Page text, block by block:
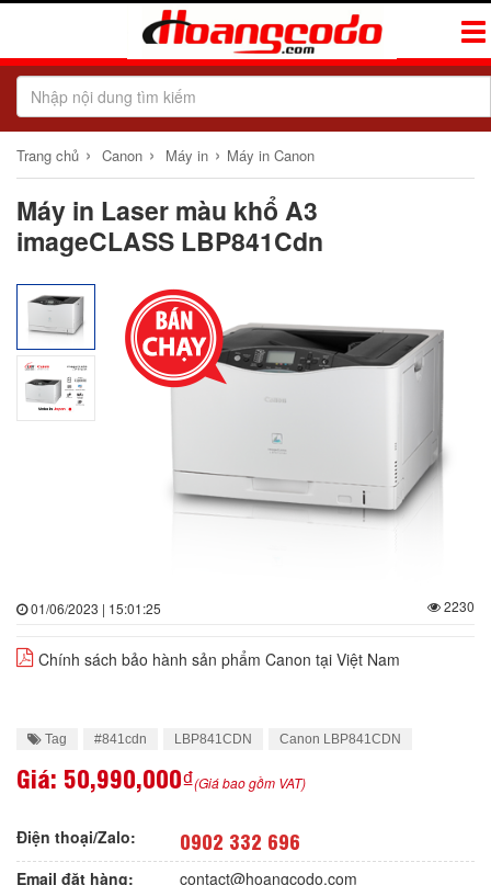
Trang chủ › Canon › Máy in › Máy in Canon
Máy in Laser màu khổ A3
imageCLASS LBP841Cdn
01/06/2023 | 15:01:25 2230
Chính sách bảo hành sản phẩm Canon tại Việt Nam
Tag #841cdn LBP841CDN Canon LBP841CDN
Giá: 50,990,000₫(Giá bao gồm VAT)
Điện thoại/Zalo: 0902 332 696
Email đặt hàng:
contact@hoangcodo.com